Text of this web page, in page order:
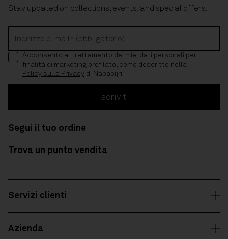
Stay updated on collections, events, and special offers.
Indirizzo e-mail* (obbligatorio)
Acconsento al trattamento dei miei dati personali per
finalità di marketing profilato, come descritto nella
Policy sulla Privacy di Napapijri.
Iscriviti
Segui il tuo ordine
Trova un punto vendita
Servizi clienti
Azienda